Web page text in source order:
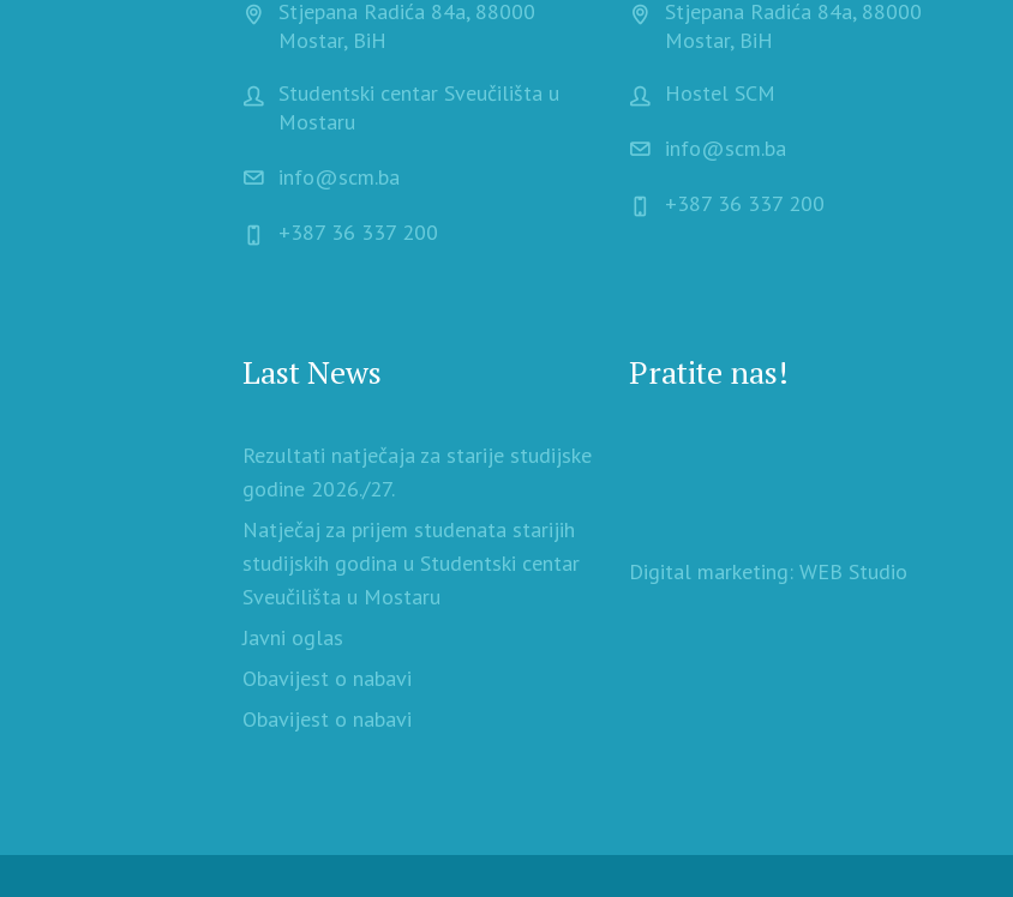
Stjepana Radića 84a, 88000
Mostar, BiH
Studentski centar Sveučilišta u
Mostaru
info@scm.ba
+387 36 337 200
Stjepana Radića 84a, 88000
Mostar, BiH
Hostel SCM
info@scm.ba
+387 36 337 200
Last News
Rezultati natječaja za starije studijske
godine 2026./27.
Natječaj za prijem studenata starijih
studijskih godina u Studentski centar
Sveučilišta u Mostaru
Javni oglas
Obavijest o nabavi
Obavijest o nabavi
Pratite nas!
Digital marketing: WEB Studio